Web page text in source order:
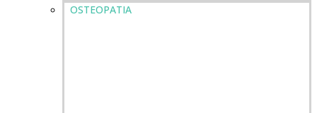
OSTEOPATIA